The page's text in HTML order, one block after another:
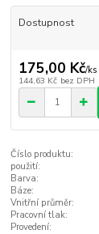
Dostupnost
175,00 Kč/ks
144,63 Kč bez DPH
Číslo produktu:
použití:
Barva:
Báze:
Vnitřní průměr:
Pracovní tlak:
Provedení: